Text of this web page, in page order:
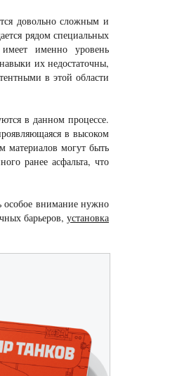
довольно сложным и
рядом специальных
именно уровень
их недостаточны,
в этой области
в данном процессе.
в высоком
материалов могут быть
ранее асфальта, что
особое внимание нужно
барьеров, установка